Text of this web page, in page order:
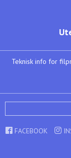
Teknisk info for
FACEBOOK